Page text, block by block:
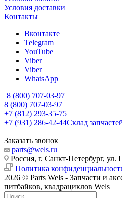
Условия доставки
Контакты
Вконтакте
Telegram
YouTube
Viber
Viber
WhatsApp
8 (800) 707-03-97
8 (800) 707-03-97
+7 (812) 293-35-75
+7 (931) 286-42-44Склад
Заказать звонок
parts@wels.ru
Россия, г. Санкт-Петербург, ул.
Политика
2026 © Parts Wels - Запчасти и
питбайков, квадрациклов Wels